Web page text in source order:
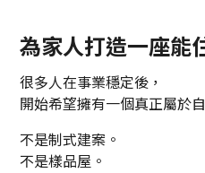
為家人打造一座能
很多人在事業穩定後，
開始希望擁有一個真正屬於
不是制式建案。
不是樣品屋。